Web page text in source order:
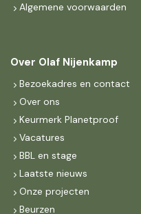
Algemene voorwaarden
Over Olaf Nijenkamp
Bezoekadres en contact
Over ons
Keurmerk Planetproof
Vacatures
BBL en stage
Laatste nieuws
Onze projecten
Beurzen